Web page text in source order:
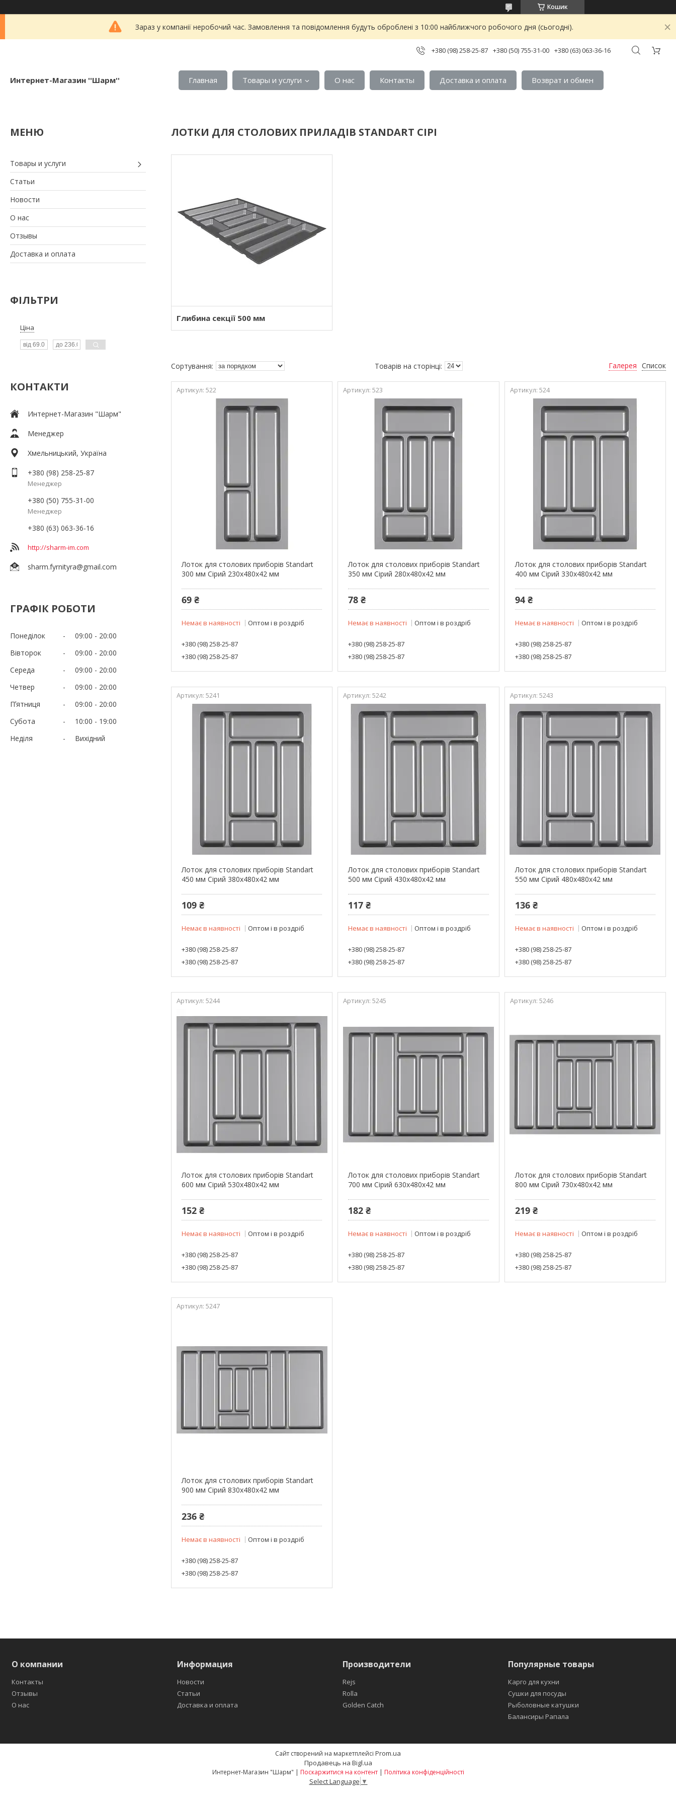
Кошик
Зараз у компанії неробочий час. Замовлення та повідомлення будуть оброблені з 10:00 найближчого робочого дня (сьогодні).
+380 (98) 258-25-87 +380 (50) 755-31-00 +380 (63) 063-36-16
Интернет-Магазин ''Шарм'' Главная Товары и услуги О нас Контакты Доставка и оплата Возврат и обмен
Товары и услуги
Статьи
Новости
О нас
Отзывы
Доставка и оплата
ФІЛЬТРИ
Ціна
КОНТАКТИ
Интернет-Магазин "Шарм"
Менеджер
Хмельницький, Україна
+380 (98) 258-25-87
Менеджер
+380 (50) 755-31-00
Менеджер
+380 (63) 063-36-16
http://sharm-im.com
sharm.fyrnityra@gmail.com
ГРАФІК РОБОТИ
Понеділок 09:00
20:00
Вівторок
09:00
20:00
Середа
09:00
20:00
Четвер
09:00
20:00
Пʼятниця
09:00
20:00
Субота
10:00
19:00
Неділя
Вихідний
ЛОТКИ ДЛЯ СТОЛОВИХ ПРИЛАДІВ STANDART СІРІ
Глибина секції 500 мм
Галерея Список
522
Лоток для столових приборів Standart
300 мм Сірий 230x480x42 мм
69 ₴
Немає в наявності Оптом і в роздріб
+380 (98) 258-25-87
+380 (98) 258-25-87
523
Лоток для столових приборів Standart
350 мм Сірий 280x480x42 мм
78 ₴
Немає в наявності Оптом і в роздріб
+380 (98) 258-25-87
+380 (98) 258-25-87
524
Лоток для столових приборів Standart
400 мм Сірий 330x480x42 мм
94 ₴
Немає в наявності Оптом і в роздріб
+380 (98) 258-25-87
+380 (98) 258-25-87
5241
Лоток для столових приборів Standart
450 мм Сірий 380x480x42 мм
109 ₴
Немає в наявності Оптом і в роздріб
+380 (98) 258-25-87
+380 (98) 258-25-87
5242
Лоток для столових приборів Standart
500 мм Сірий 430x480x42 мм
117 ₴
Немає в наявності Оптом і в роздріб
+380 (98) 258-25-87
+380 (98) 258-25-87
5243
Лоток для столових приборів Standart
550 мм Сірий 480x480x42 мм
136 ₴
Немає в наявності Оптом і в роздріб
+380 (98) 258-25-87
+380 (98) 258-25-87
5244
Лоток для столових приборів Standart
600 мм Сірий 530x480x42 мм
152 ₴
Немає в наявності Оптом і в роздріб
+380 (98) 258-25-87
+380 (98) 258-25-87
5245
Лоток для столових приборів Standart
700 мм Сірий 630x480x42 мм
182 ₴
Немає в наявності Оптом і в роздріб
+380 (98) 258-25-87
+380 (98) 258-25-87
5246
Лоток для столових приборів Standart
800 мм Сірий 730x480x42 мм
219 ₴
Немає в наявності Оптом і в роздріб
+380 (98) 258-25-87
+380 (98) 258-25-87
5247
Лоток для столових приборів Standart
900 мм Сірий 830x480x42 мм
236 ₴
Немає в наявності Оптом і в роздріб
+380 (98) 258-25-87
+380 (98) 258-25-87
О компании
Контакты
Отзывы
О нас
Информация
Новости
Статьи
Доставка и оплата
Производители
Rejs
Rolla
Golden Catch
Популярные товары
Карго для кухни
Сушки для посуды
Рыболовные катушки
Балансиры Рапала
Сайт створений на маркетплейсі Prom.ua
Продавець на Bigl.ua
Интернет-Магазин "Шарм" | Поскаржитися на контент | Політика конфіденційності
Select Language ▼